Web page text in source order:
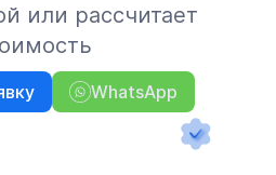
или рассчитает
WhatsApp